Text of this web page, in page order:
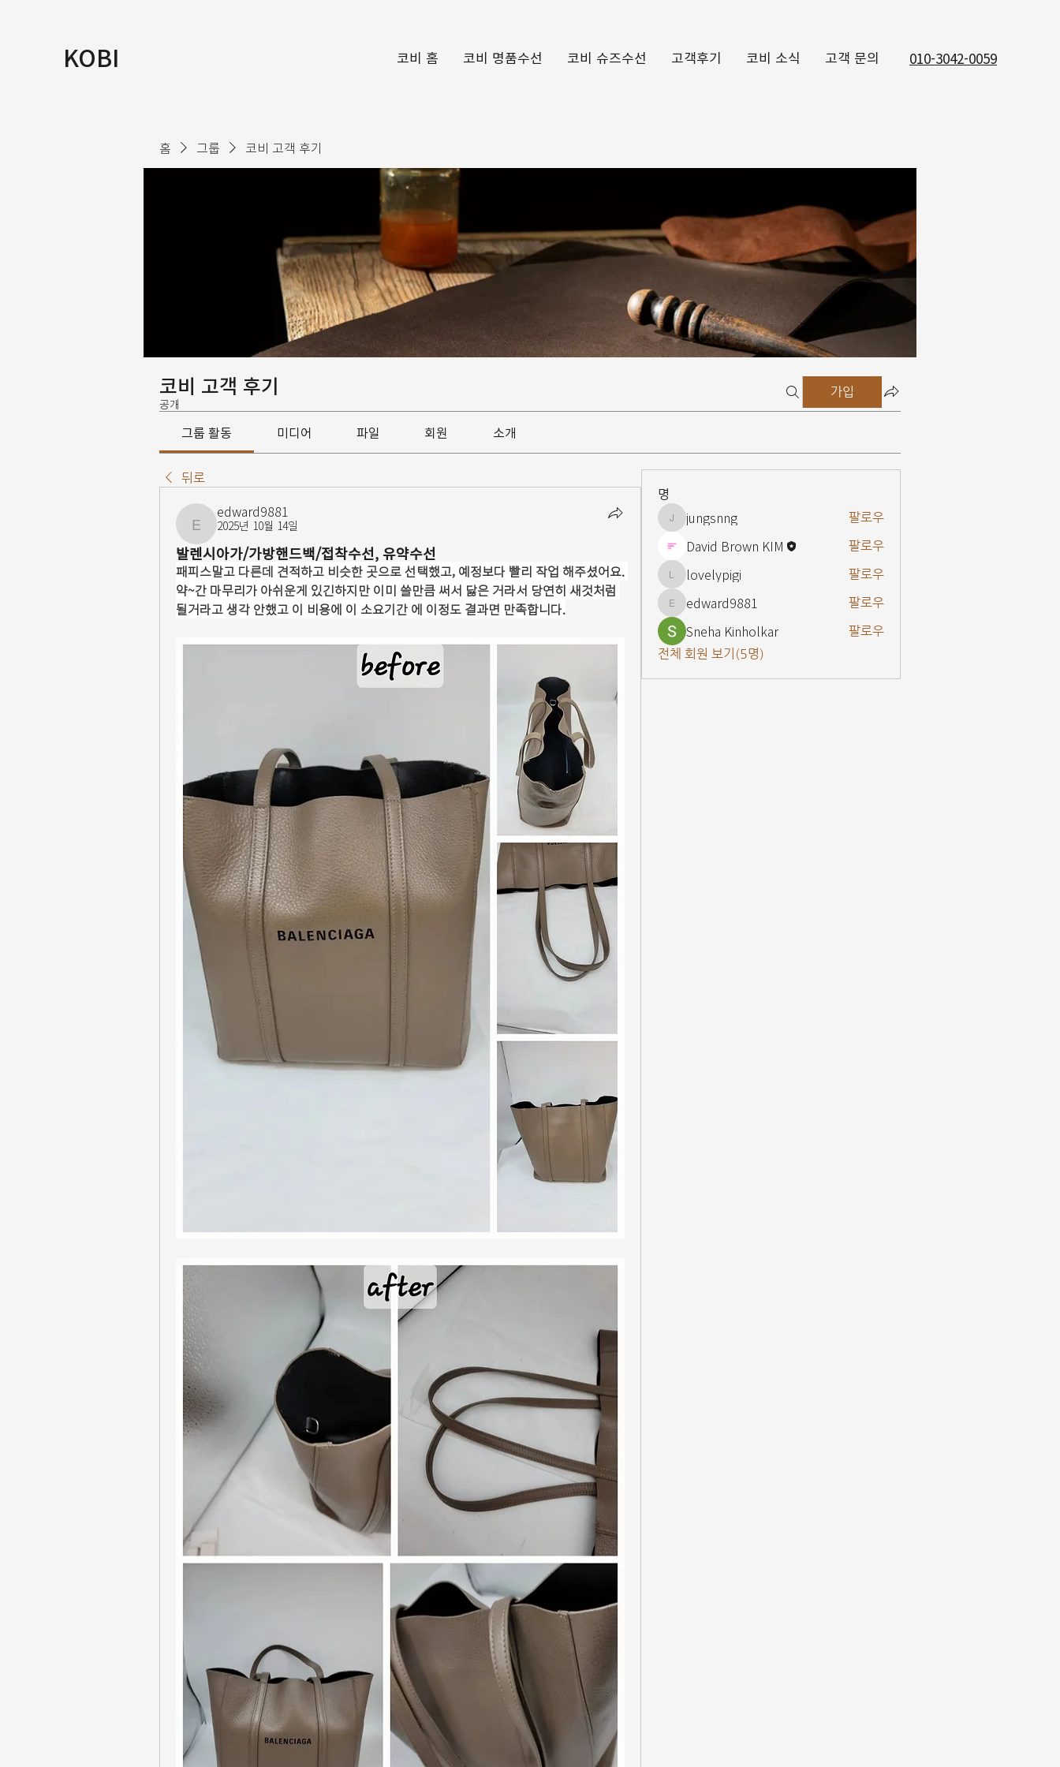
KOBI 코비 홈 코비 명품수선 코비 슈즈수선 고객후기 코비 소식 고객 문의 010-3042-0059
홈 그룹 코비 고객 후기
코비 고객 후기
공개
가입
그룹 활동 미디어 파일 회원 소개
뒤로
edward9881
edward9881
2025년 10월 14일
발렌시아가/가방핸드백/접착수선, 유약수선
패피스말고 다른데 견적하고 비슷한 곳으로 선택했고, 예정보다 빨리 작업 해주셨어요.
약~간 마무리가 아쉬운게 있긴하지만 이미 쓸만큼 써서 닳은 거라서 당연히 새것처럼
될거라고 생각 안했고 이 비용에 이 소요기간 에 이정도 결과면 만족합니다.
명
jungsnng
jungsnng 팔로우
David Brown KIM 팔로우
lovelypigi
lovelypigi 팔로우
edward9881
edward9881 팔로우
Sneha Kinholkar
팔로우
전체 회원 보기(5명)